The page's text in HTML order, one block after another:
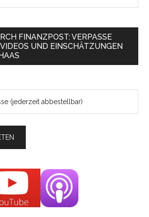
FINANZPOST: VERPASSE
UND EINSCHÄTZUNGEN